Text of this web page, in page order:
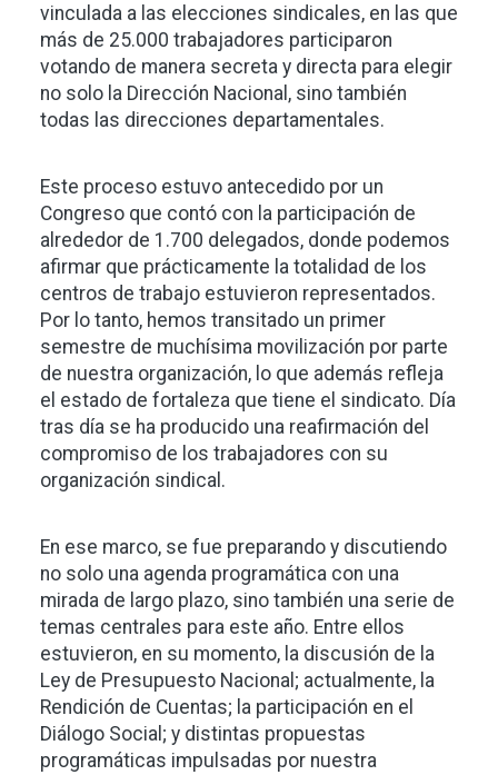
vinculada a las elecciones sindicales, en las que
más de 25.000 trabajadores participaron
votando de manera secreta y directa para elegir
no solo la Dirección Nacional, sino también
todas las direcciones departamentales.
Este proceso estuvo antecedido por un
Congreso que contó con la participación de
alrededor de 1.700 delegados, donde podemos
afirmar que prácticamente la totalidad de los
centros de trabajo estuvieron representados.
Por lo tanto, hemos transitado un primer
semestre de muchísima movilización por parte
de nuestra organización, lo que además refleja
el estado de fortaleza que tiene el sindicato. Día
tras día se ha producido una reafirmación del
compromiso de los trabajadores con su
organización sindical.
En ese marco, se fue preparando y discutiendo
no solo una agenda programática con una
mirada de largo plazo, sino también una serie de
temas centrales para este año. Entre ellos
estuvieron, en su momento, la discusión de la
Ley de Presupuesto Nacional; actualmente, la
Rendición de Cuentas; la participación en el
Diálogo Social; y distintas propuestas
programáticas impulsadas por nuestra